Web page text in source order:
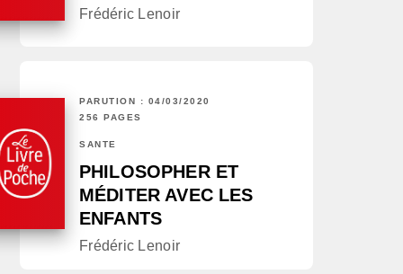
Frédéric Lenoir
PARUTION : 04/03/2020
256 PAGES
SANTÉ
PHILOSOPHER ET
MÉDITER AVEC LES
ENFANTS
Frédéric Lenoir